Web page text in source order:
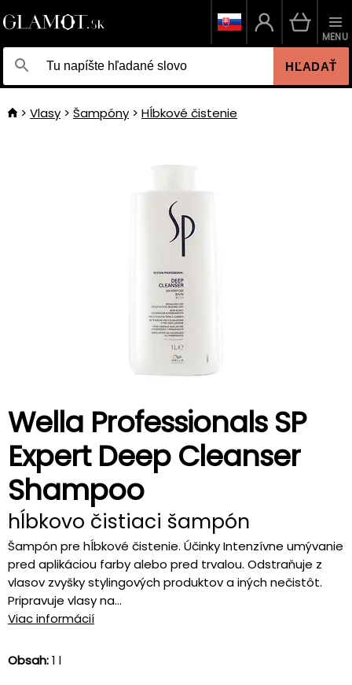
HĽADAŤ
MENU
Vlasy Šampóny Hĺbkové čistenie
Wella Professionals SP
Expert Deep Cleanser
Shampoo
hĺbkovo čistiaci šampón
Šampón pre hĺbkové čistenie. Účinky Intenzívne umývanie
pred aplikáciou farby alebo pred trvalou. Odstraňuje z
vlasov zvyšky stylingových produktov a iných nečistôt.
Pripravuje vlasy na...
Viac informácií
Obsah:1 l